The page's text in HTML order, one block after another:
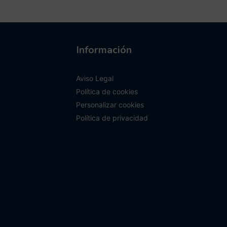
Información
Aviso Legal
Política de cookies
Personalizar cookies
Política de privacidad